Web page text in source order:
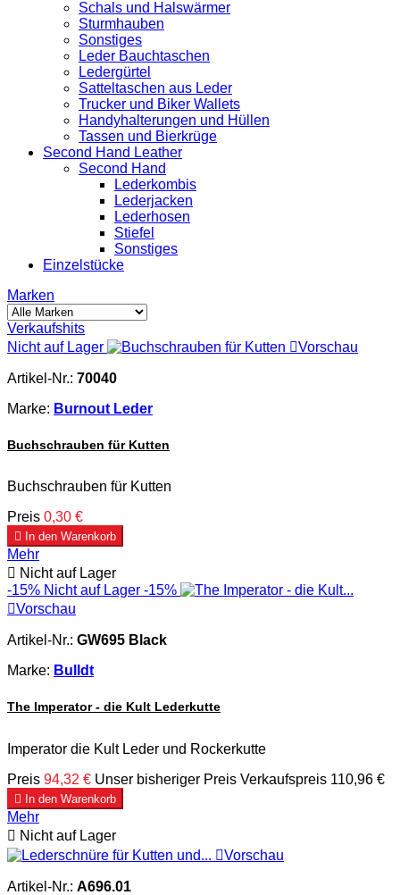
Schals und Halswärmer
Sturmhauben
Sonstiges
Leder Bauchtaschen
Ledergürtel
Satteltaschen aus Leder
Trucker und Biker Wallets
Handyhalterungen und Hüllen
Tassen und Bierkrüge
Second Hand Leather
Second Hand
Lederkombis
Lederjacken
Lederhosen
Stiefel
Sonstiges
Einzelstücke
Marken
Verkaufshits
Nicht auf Lager
Vorschau
Artikel-Nr.: 70040
Marke: Burnout Leder
Buchschrauben für Kutten
Buchschrauben für Kutten
Preis 0,30 €
 In den Warenkorb
Mehr
 Nicht auf Lager
-15% Nicht auf Lager -15%
Vorschau
Artikel-Nr.: GW695 Black
Marke: Bulldt
The Imperator - die Kult Lederkutte
Imperator die Kult Leder und Rockerkutte
Preis 94,32 € Unser bisheriger Preis Verkaufspreis 110,96 €
 In den Warenkorb
Mehr
 Nicht auf Lager
Vorschau
Artikel-Nr.: A696.01